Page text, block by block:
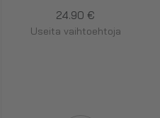
24.90 €
Useita vaihtoehtoja